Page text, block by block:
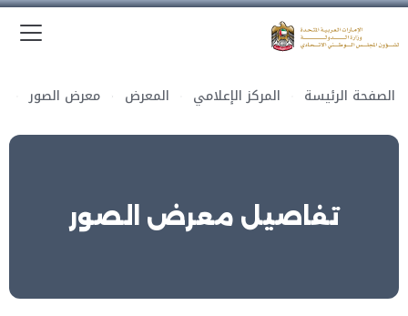
الصفحة الرئيسة المركز الإعلامي المعرض معرض الصور
تفاصيل معرض الصور